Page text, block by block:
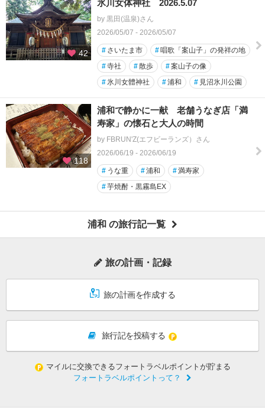
42
氷川女体神社 2026.5.07
by 黒田(温泉)さん
2026/05/07 - 2026/05/07
# さいたま市 #唱歌「案山子」の発祥の地
#寺社 #散歩 #案山子の像
#氷川女體神社 #浦和 # 見沼氷川公園
118
浦和で静かに一献 老舗うなぎ店「満
寿家」の懐石と大人の時間
by FBRUN'Z(エフビーランズ）さん
2026/06/19 - 2026/06/19
# うな重 #浦和 #満寿家
#芋焼酎・黒霧島EX
浦和 の旅行記一覧
旅の計画・記録
旅の計画を作成する
旅行記を投稿する
マイルに交換できるフォートラベルポイントが貯まる
フォートラベルポイントって？